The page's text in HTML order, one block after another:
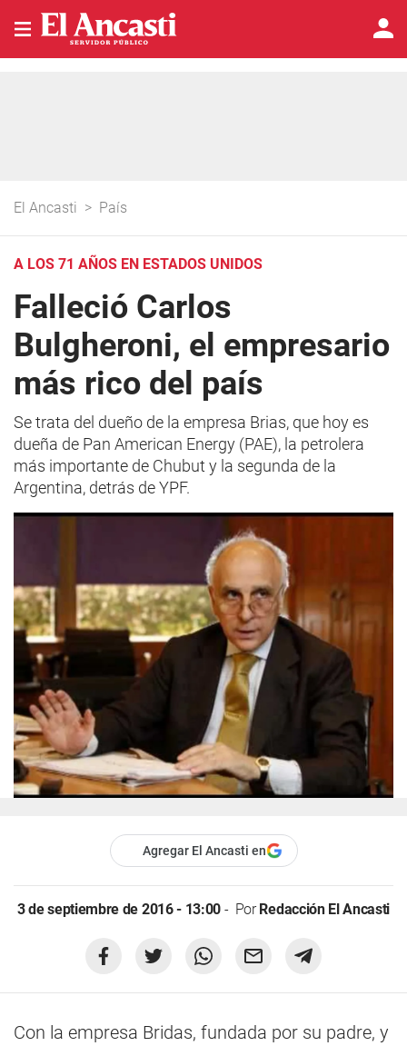
El Ancasti > País
A LOS 71 AÑOS EN ESTADOS UNIDOS
Falleció Carlos
Bulgheroni, el empresario
más rico del país
Se trata del dueño de la empresa Brias, que hoy es
dueña de Pan American Energy (PAE), la petrolera
más importante de Chubut y la segunda de la
Argentina, detrás de YPF.
Agregar El Ancasti en
3 de septiembre de 2016 - 13:00 PorRedacción El Ancasti
Con la empresa Bridas, fundada por su padre, y